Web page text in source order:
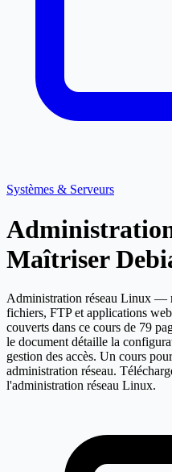
Systèmes & Serveurs
Maîtriser
Administration réseau Linux —
fichiers, FTP et applications
couverts dans ce cours de 79
le document détaille la
gestion des accès. Un cours
administration réseau.
l'administration réseau Linux.